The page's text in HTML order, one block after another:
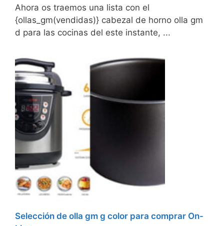
Ahora os traemos una lista con el
{ollas_gm(vendidas)} cabezal de horno olla gm
d para las cocinas del este instante, ...
Selección de olla gm g color para comprar On-